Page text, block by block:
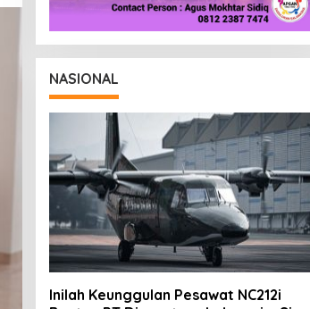
NASIONAL
Inilah Keunggulan Pesawat NC212i